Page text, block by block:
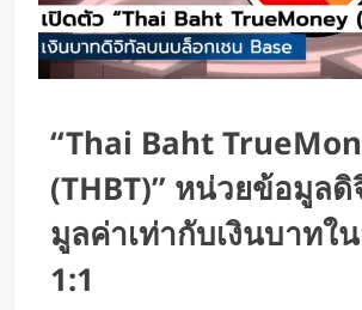
บินสำเร็จครั้งแรก
3 วัน Ago
BlaBlaCar เปิดให้บริก
หารค่าน้ำมันและค่าทา
“Thai Baht
(THBT)” หน่วยข้อมูล
มูลค่าเท่ากับเงินบาทใ
1:1